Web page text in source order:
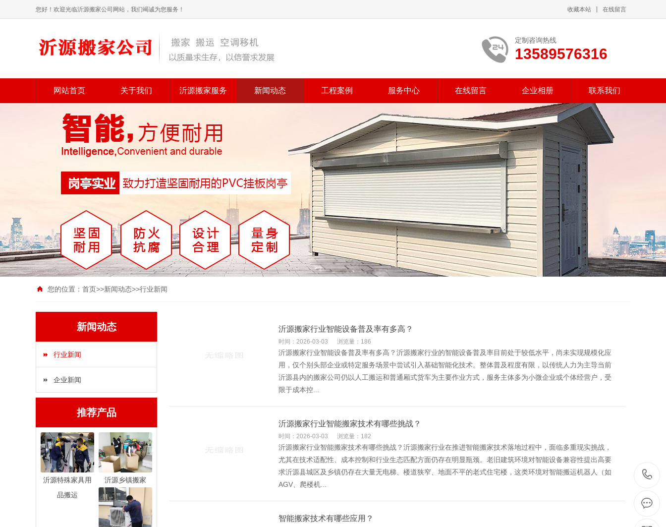
您好！欢迎光临沂源搬家公司网站，我们竭诚为您服务！ 收藏本站 在线留言
定制咨询热线
13589576316
网站首页 关于我们 沂源搬家服务 新闻动态 工程案例 服务中心 在线留言 企业相册 联系我们
您的位置： 首页>>新闻动态>>行业新闻
新闻动态
行业新闻
企业新闻
推荐产品
沂源特殊家具用
品搬运
沂源乡镇搬家
沂源搬家行业智能设备普及率有多高？
时间：2026-03-03 浏览量：186
沂源搬家行业智能设备普及率有多高？沂源搬家行业的智能设备普及率目前处于较低水平，尚未实现规模化应
用，仅个别头部企业或特定服务场景中尝试引入基础智能化技术。整体普及程度有限，以传统人力为主导‌当前
沂源县内的搬家公司仍以人工搬运和普通厢式货车为主要作业方式，服务主体多为小微企业或个体经营户，受
限于成本控...
沂源搬家行业智能搬家技术有哪些挑战？
时间：2026-03-03 浏览量：182
沂源搬家行业智能搬家技术有哪些挑战？沂源搬家行业在推进智能搬家技术落地过程中，面临多重现实挑战，
尤其在技术适配性、成本控制和行业生态匹配方面仍存在明显瓶颈。老旧建筑环境对智能设备兼容性提出高要
求‌沂源县城区及乡镇仍存在大量无电梯、楼道狭窄、地面不平的老式住宅楼，这类环境对智能搬运机器人（如
AGV、爬楼机...
智能搬家技术有哪些应用？